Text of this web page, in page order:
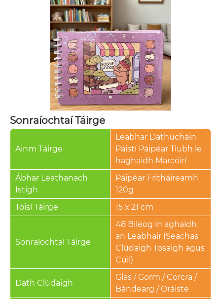
Sonraíochtaí Táirge
Ainm Táirge
Leabhar Dathúcháin
Páistí Páipéar Tiubh le
haghaidh Marcóirí
Ábhar Leathanach
Istigh
Páipéar Fritháireamh
120g
Toisí Táirge
15 x 21 cm
Sonraíochtaí Táirge
48 Bileog in aghaidh
an Leabhair (Seachas
Clúdaigh Tosaigh agus
Cúil)
Dath Clúdaigh
Glas / Gorm / Corcra /
Bándearg / Oráiste